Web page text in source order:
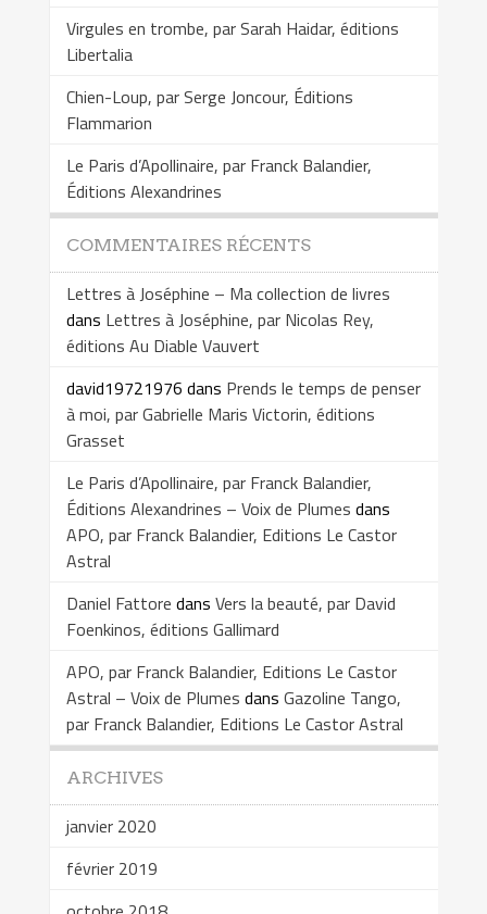
Virgules en trombe, par Sarah Haidar, éditions
Libertalia
Chien-Loup, par Serge Joncour, Éditions
Flammarion
Le Paris d’Apollinaire, par Franck Balandier,
Éditions Alexandrines
COMMENTAIRES RÉCENTS
Lettres à Joséphine – Ma collection de livres
dans Lettres à Joséphine, par Nicolas Rey,
éditions Au Diable Vauvert
david19721976 dans Prends le temps de penser
à moi, par Gabrielle Maris Victorin, éditions
Grasset
Le Paris d’Apollinaire, par Franck Balandier,
Éditions Alexandrines – Voix de Plumes dans
APO, par Franck Balandier, Editions Le Castor
Astral
Daniel Fattore dans Vers la beauté, par David
Foenkinos, éditions Gallimard
APO, par Franck Balandier, Editions Le Castor
Astral – Voix de Plumes dans Gazoline Tango,
par Franck Balandier, Editions Le Castor Astral
ARCHIVES
janvier 2020
février 2019